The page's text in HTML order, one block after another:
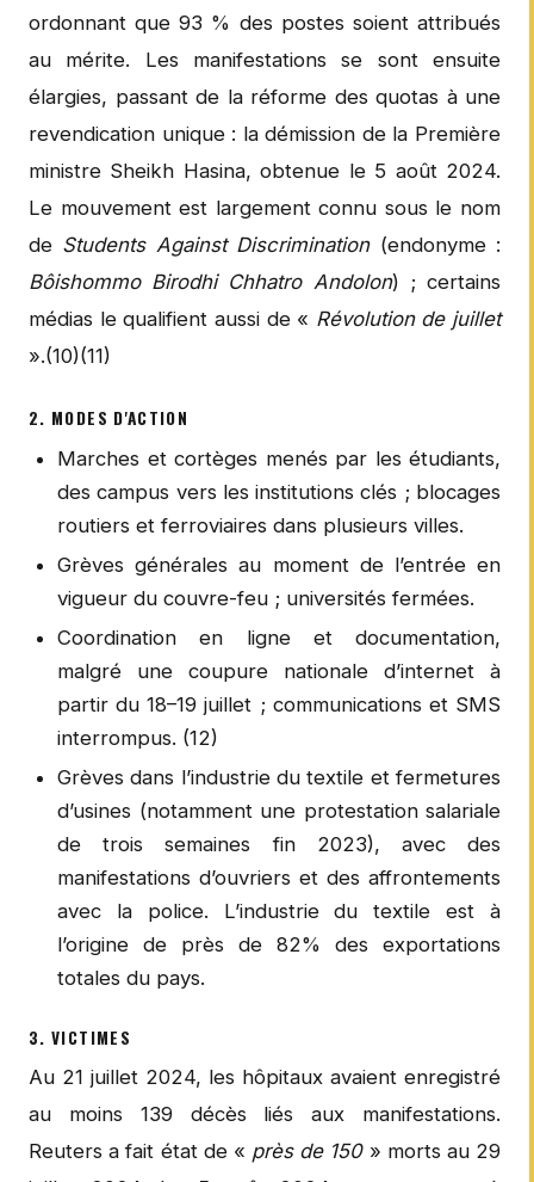
ordonnant que 93 % des postes soient attribués
au mérite. Les manifestations se sont ensuite
élargies, passant de la réforme des quotas à une
revendication unique : la démission de la Première
ministre Sheikh Hasina, obtenue le 5 août 2024.
Le mouvement est largement connu sous le nom
de Students Against Discrimination(endonyme :
Bôishommo Birodhi Chhatro Andolon) ; certains
médias le qualifient aussi de « Révolution de juillet
».(10)(11)
2. MODES D'ACTION
Marches et cortèges menés par les étudiants,
des campus vers les institutions clés ; blocages
routiers et ferroviaires dans plusieurs villes.
Grèves générales au moment de l’entrée en
vigueur du couvre-feu ; universités fermées.
Coordination en ligne et documentation,
malgré une coupure nationale d’internet à
partir du 18–19 juillet ; communications et SMS
interrompus. (12)
Grèves dans l’industrie du textile et fermetures
d’usines (notamment une protestation salariale
de trois semaines fin 2023), avec des
manifestations d’ouvriers et des affrontements
avec la police. L’industrie du textile est à
l’origine de près de 82% des exportations
totales du pays.
3. VICTIMES
Au 21 juillet 2024, les hôpitaux avaient enregistré
au moins 139 décès liés aux manifestations.
Reuters a fait état de « près de 150» morts au 29